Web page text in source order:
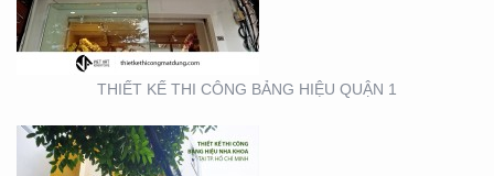
THIẾT KẾ THI CÔNG BẢNG HIỆU QUẬN 1